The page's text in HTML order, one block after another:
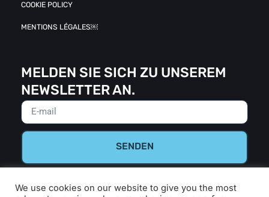
COOKIE POLICY
MENTIONS LÉGALES￼
MELDEN SIE SICH ZU UNSEREM
NEWSLETTER AN.
SENDEN
We use cookies on our website to give you the most